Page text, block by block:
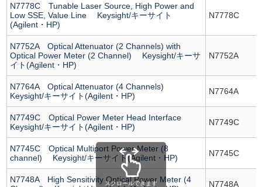
N7778C Tunable Laser Source, High Power and
Low SSE, Value Line Keysight/キーサイト
(Agilent・HP)
N7778C
N7752A Optical Attenuator (2 Channels) with
Optical Power Meter (2 Channel) Keysight/キーサ
イト(Agilent・HP)
N7752A
N7764A Optical Attenuator (4 Channels)
Keysight/キーサイト(Agilent・HP)
N7764A
N7749C Optical Power Meter Head Interface
Keysight/キーサイト(Agilent・HP)
N7749C
N7745C Optical Multiport Power Meter (8
channel) Keysight/キーサイト(Agilent・HP)
N7745C
N7748A High Sensitivity Optical Power Meter (4
N7748A
スクロールできます